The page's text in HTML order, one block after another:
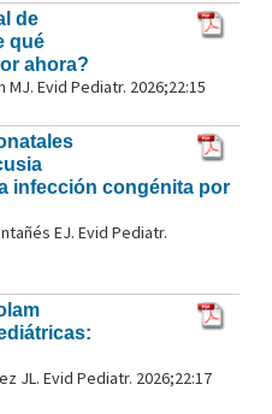
de
qué
ahora?
Evid Pediatr. 2026;22:15
infección congénita por
EJ. Evid Pediatr.
JL. Evid Pediatr. 2026;22:17